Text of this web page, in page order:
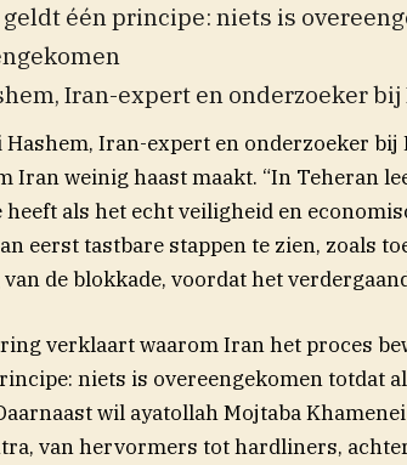
één principe: niets is
Iran-expert en onderzoeker
Hashem, Iran-expert en onderzoeker
Iran weinig haast maakt. “In Teheran
heeft als het echt veiligheid en
eerst tastbare stappen te zien, zoals
de blokkade, voordat het
verklaart waarom Iran het proces
niets is overeengekomen totdat
wil ayatollah Mojtaba
van hervormers tot hardliners,